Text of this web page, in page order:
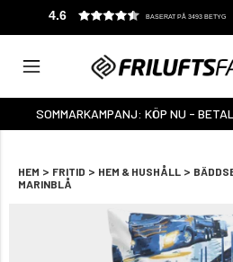
KUNDTJÄNST: 0325-14 55 75 (8-17)
SOMMARKAMPANJ: KÖP NU -
HEM > FRITID > HEM & HUSHÅLL >
MARINBLÅ